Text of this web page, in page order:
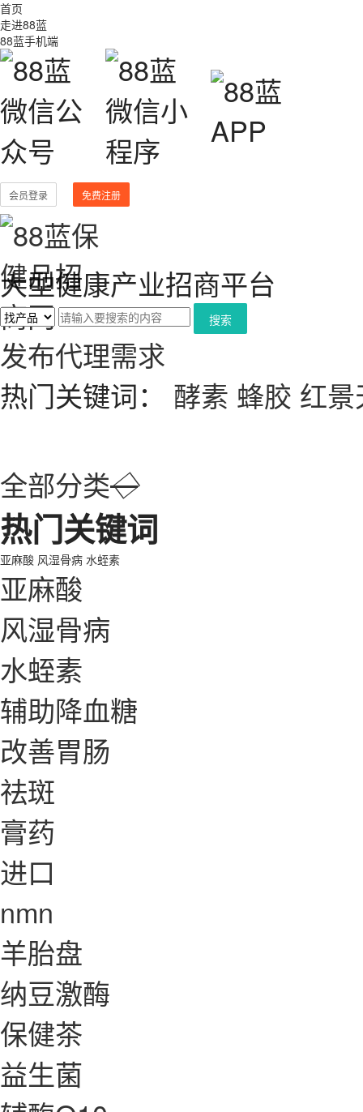
首页
走进88蓝
88蓝手机端
会员登录 免费注册
大型健康产业招商平台
搜索
发布代理需求
热门关键词： 酵素 蜂胶 红景
全部分类◇
热门关键词
亚麻酸 风湿骨病 水蛭素
亚麻酸
风湿骨病
水蛭素
辅助降血糖
改善胃肠
祛斑
膏药
进口
nmn
羊胎盘
纳豆激酶
保健茶
益生菌